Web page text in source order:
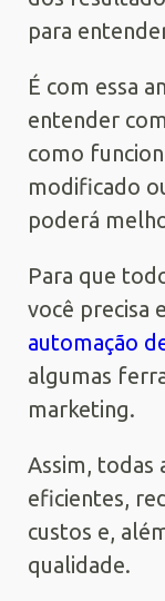
para
É com essa
entender
como
modificado
poderá
Para que
você precisa
automação
algumas
marketing.
Assim, todas
eficientes,
custos e,
qualidade.